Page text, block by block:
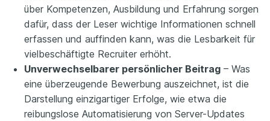
über Kompetenzen, Ausbildung und Erfahrung sorgen
dafür, dass der Leser wichtige Informationen schnell
erfassen und auffinden kann, was die Lesbarkeit für
vielbeschäftigte Recruiter erhöht.
Unverwechselbarer persönlicher Beitrag – Was
eine überzeugende Bewerbung auszeichnet, ist die
Darstellung einzigartiger Erfolge, wie etwa die
reibungslose Automatisierung von Server-Updates